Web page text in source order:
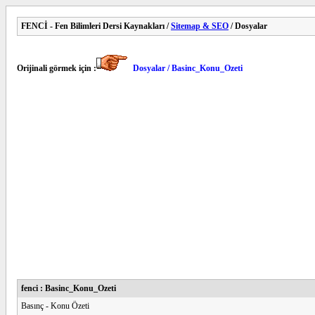
FENCİ - Fen Bilimleri Dersi Kaynakları /Sitemap & SEO / Dosyalar
Orijinali görmek için : Dosyalar / Basinc_Konu_Ozeti
fenci : Basinc_Konu_Ozeti
Basınç - Konu Özeti